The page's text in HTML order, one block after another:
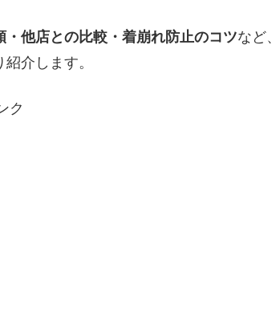
他店との比較・着崩れ防止のコツなど、
介します。
ク